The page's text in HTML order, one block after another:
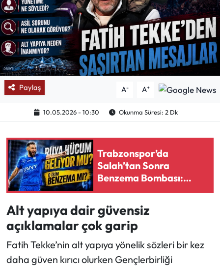
Paylaş A- A+
10.05.2026 - 10:30 Okunma Süresi: 2 Dk
Trabzonspor’da
Salah’tan Sonra
Benzema Bombası:
Görüşmeler Başladı
Alt yapıya dair güvensiz
açıklamalar çok garip
Fatih Tekke’nin alt yapıya yönelik sözleri bir kez
daha güven kırıcı olurken Gençlerbirliği
Köşe Yazıları
Karikatür Galeri
BIK
ASTROLOJİ
Ekonomi
Sağlık
Teknoloji